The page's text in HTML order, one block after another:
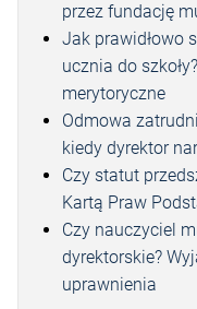
przez fundację
Jak prawidłowo
ucznia do
merytoryczne
Odmowa
kiedy dyrektor
Czy statut
Kartą Praw
Czy nauczyciel
dyrektorskie?
uprawnienia